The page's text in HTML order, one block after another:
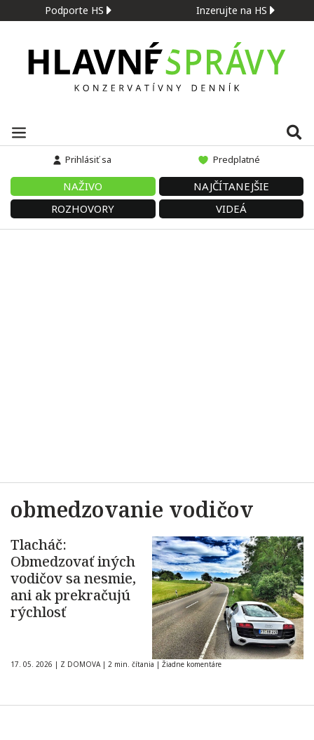
Podporte HS Inzerujte na HS
Prihlásiť sa Predplatné
NAŽIVO
NAJČÍTANEJŠIE
ROZHOVORY
VIDEÁ
obmedzovanie vodičov
Tlacháč:
Obmedzovať iných
vodičov sa nesmie,
ani ak prekračujú
rýchlosť
17. 05. 2026 | Z DOMOVA | 2 min. čítania | Žiadne komentáre